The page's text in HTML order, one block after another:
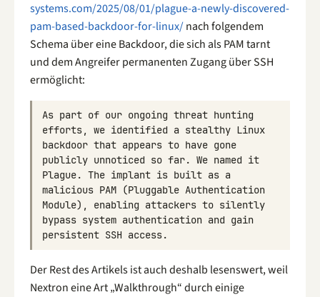
systems.com/2025/08/01/plague-a-newly-discovered-
pam-based-backdoor-for-linux/nach folgendem
Schema über eine Backdoor, die sich als PAM tarnt
und dem Angreifer permanenten Zugang über SSH
ermöglicht:
As part of our ongoing threat hunting
efforts, we identified a stealthy Linux
backdoor that appears to have gone
publicly unnoticed so far. We named it
Plague. The implant is built as a
malicious PAM (Pluggable Authentication
Module), enabling attackers to silently
bypass system authentication and gain
persistent SSH access.
Der Rest des Artikels ist auch deshalb lesenswert, weil
Nextron eine Art „Walkthrough“ durch einige